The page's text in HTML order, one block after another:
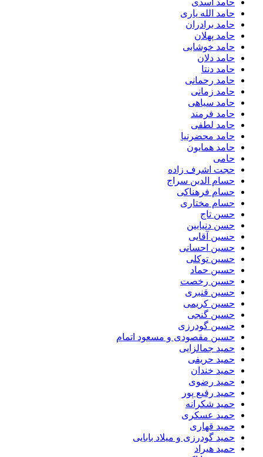
حامد الله یاری
حامد برادران
حامد پهلان
حامد خوشابی
حامد دلان
حامد دنتا
حامد رحمانی
حامد زمانی
حامد سیاهی
حامد فرمند
حامد لطفی
حامد محضرنیا
حامد همایون
حامی
حجت اشرف زاده
حسام الدین سراج
حسام فرهناکی
حسام مختاری
حسن تاج
حسن دنیابین
حسین آقایی
حسین احسانی
حسین توکلی
حسین حماد
حسین رخصت
حسین قنبری
حسین کریمی
حسین گنجی
حسین گودرزی
حسین مقصودی و مسعود اتمام
حمید جمالزایی
حمید حریفی
حمید خندان
حمید رضوی
حمید رفیع پور
حمید شکرانه
حمید عسکری
حمید قهاری
حمید گودرزی و میلاد بابایی
حمید هیراد